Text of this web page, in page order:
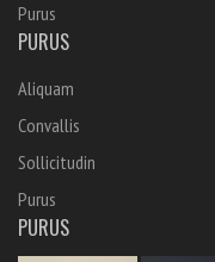
Purus
PURUS
Aliquam
Convallis
Sollicitudin
Purus
PURUS